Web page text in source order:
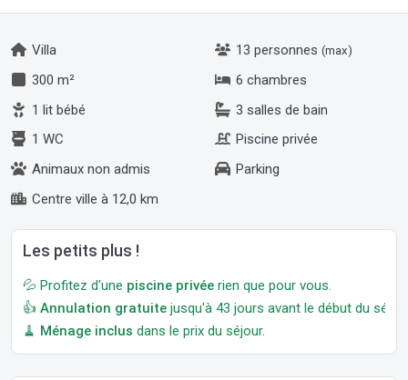
Villa 13 personnes (max)
300 m²
6 chambres
1 lit bébé
3 salles de bain
1 WC
Piscine privée
Animaux non admis
Parking
Centre ville à 12,0 km
Les petits plus !
💦 Profitez d'une piscine privée rien que pour vous.
👍 Annulation gratuite jusqu'à 43 jours avant le début du
🧹 Ménage inclus dans le prix du séjour.